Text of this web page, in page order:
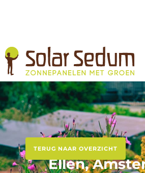
Ellen,
TERUG NAAR OVERZICHT